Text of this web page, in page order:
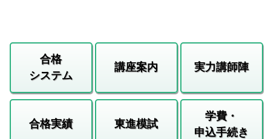
合格
システム
講座案内 実力講師陣
合格実績 東進模試
学費・
申込手続き